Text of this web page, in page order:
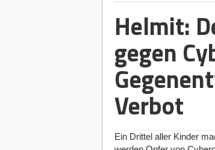
sie diese nicht.
Gerade in der frühen
Haltung dahinter: Wofür
Welches Bedürfnis treibt
Positionierung entsteht
zur Selbstreflexion, die
Was ist mir wirklich
Was wäre ein Deal,
Helmit:
gegen
Verbot
Ein Drittel aller Kinder